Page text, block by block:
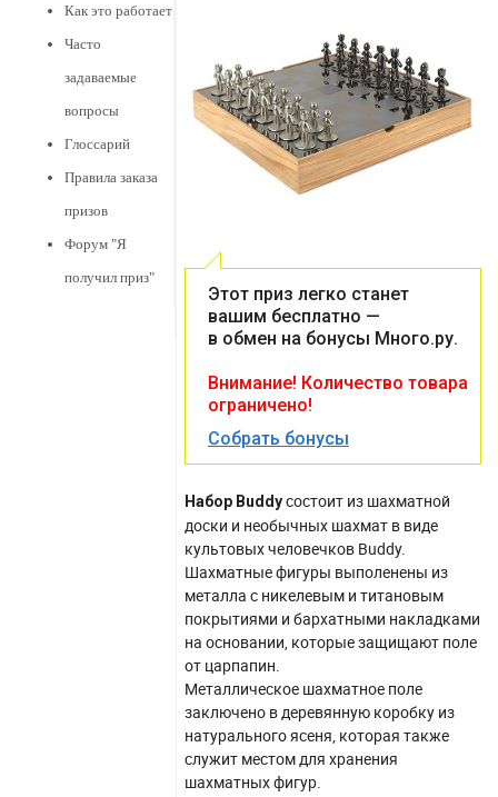
Как это работает
Часто
задаваемые
вопросы
Глоссарий
Правила заказа
призов
Форум "Я
получил приз"
Этот приз легко станет
вашим бесплатно —
в обмен на бонусы Много.ру.
Внимание! Количество товара
ограничено!
Собрать бонусы
Набор Buddyсостоит из шахматной
доски и необычных шахмат в виде
культовых человечков Buddy.
Шахматные фигуры выполенены из
металла с никелевым и титановым
покрытиями и бархатными накладками
на основании, которые защищают поле
от царпапин.
Металлическое шахматное поле
заключено в деревянную коробку из
натурального ясеня, которая также
служит местом для хранения
шахматных фигур.